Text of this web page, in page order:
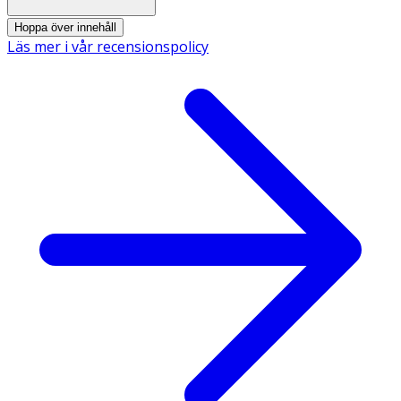
Rek. av Astma och Allergi Förbundet
EU Ecolabel
Hoppa över innehåll
Läs mer i vår recensionspolicy